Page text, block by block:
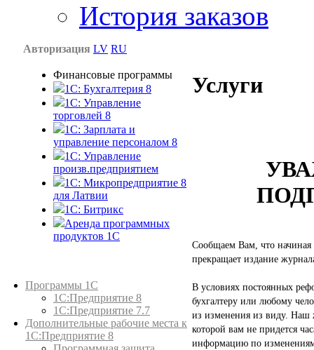
История заказов
Авторизация LV RU
Финансовые программы
1С: Бухгалтерия 8
1C: Управление
торговлей 8
1C: Зарплата и
управление персоналом 8
1C: Управление
произв.предприятием
1С: Микропредприятие 8
для Латвии
1C: Битрикс
Аренда программных
продуктов 1С
Программы 1С
1С:Предприятие 8
1С:Предприятие 7.7
Дополнительные рабочие места к
1С:Предприятие 8
Услуги
Сообщаем Вам, что
прекращает издание
В условиях постоянных
бухгалтеру или любому
из изменения из виду. Наш
которой вам не придется
информацию по